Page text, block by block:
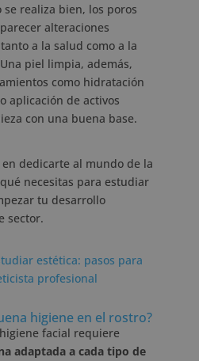
realiza bien, los poros
alteraciones
a la salud como a la
piel limpia, además,
como hidratación
aplicación de activos
con una buena base.
en dedicarte al mundo de la
necesitas para estudiar
tu desarrollo
sector.
estética: pasos para
profesional
higiene en el rostro?
facial requiere
adaptada a cada tipo de